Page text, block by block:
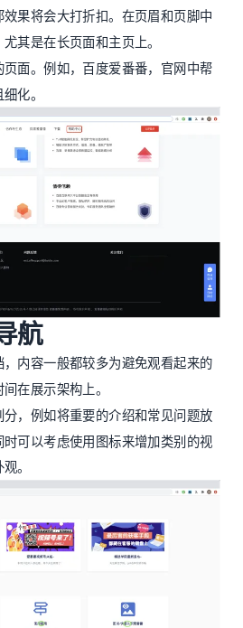
果将会大打折扣。在页眉和页脚中
其是在长页面和主页上。
面。例如，百度爱番番，官网中帮
化。
航
内容一般都较多为避免观看起来的
在展示架构上。
，例如将重要的介绍和常见问题放
可以考虑使用图标来增加类别的视
。